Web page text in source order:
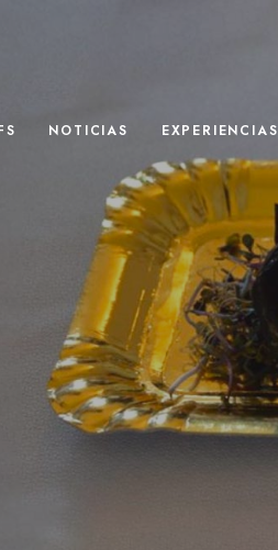
NOTICIAS EXPERIENCIAS